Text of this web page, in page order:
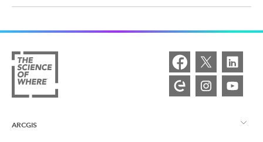
ARCGIS